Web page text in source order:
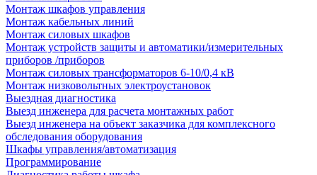
Монтаж шкафов управления
Монтаж кабельных линий
Монтаж силовых шкафов
Монтаж устройств защиты и автоматики/измерительных
приборов /приборов
Монтаж силовых трансформаторов 6-10/0,4 кВ
Монтаж низковольтных электроустановок
Выездная диагностика
Выезд инженера для расчета монтажных работ
Выезд инженера на объект заказчика для комплексного
обследования оборудования
Шкафы управления/автоматизация
Программирование